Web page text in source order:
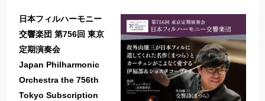
日本フィルハーモニー
交響楽団 第756回 東京
定期演奏会
​Japan Philharmonic
Orchestra the 756th
Tokyo Subscription